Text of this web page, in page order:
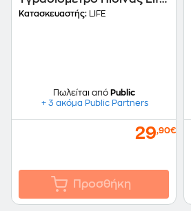
Lagoon - Λευκό
Κατασκευαστής: LIFE
Πωλείται από Public
+ 3 ακόμα Public Partners
29,90€
Προσθήκη